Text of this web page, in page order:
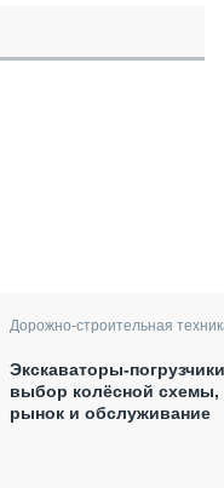
Дорожно-строительная
Экскаваторы-
выбор колёсной схемы,
рынок и обслуживание